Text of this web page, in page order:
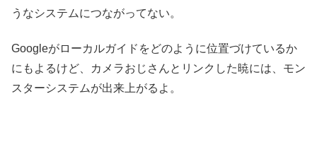
うなシステムにつながってない。
Googleがローカルガイドをどのように位置づけているか
にもよるけど、カメラおじさんとリンクした暁には、モン
スターシステムが出来上がるよ。